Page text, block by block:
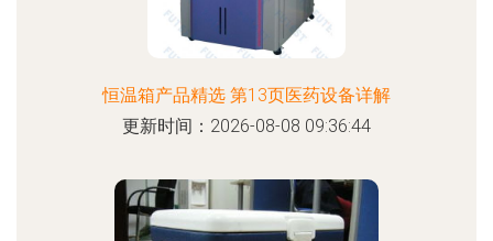
恒温箱产品精选 第13页医药设备详解
更新时间：2026-08-08 09:36:44